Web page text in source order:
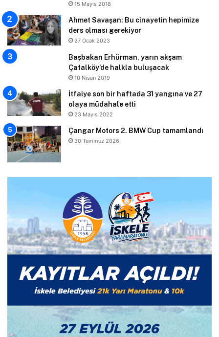
15 Mayıs 2018
Ahmet Savaşan: Bu cinayetin hepimize
ders olması gerekiyor
27 Ocak 2023
Başbakan Erhürman, yarın akşam
Çatalköy’de halkla buluşacak
10 Nisan 2019
İtfaiye son bir haftada 31 yangına ve 27
olaya müdahale etti
23 Mayıs 2022
Çangar Motors 2. BMW Cup tamamlandı
30 Temmuz 2026